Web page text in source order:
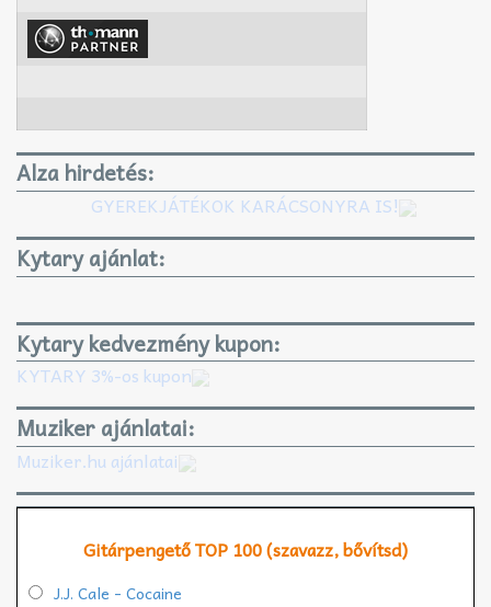
Alza hirdetés:
GYEREKJÁTÉKOK KARÁCSONYRA IS!
Kytary ajánlat:
Kytary kedvezmény kupon:
KYTARY 3%-os kupon
Muziker ajánlatai:
Muziker.hu ajánlatai
Gitárpengető TOP 100 (szavazz, bővítsd)
J.J. Cale - Cocaine